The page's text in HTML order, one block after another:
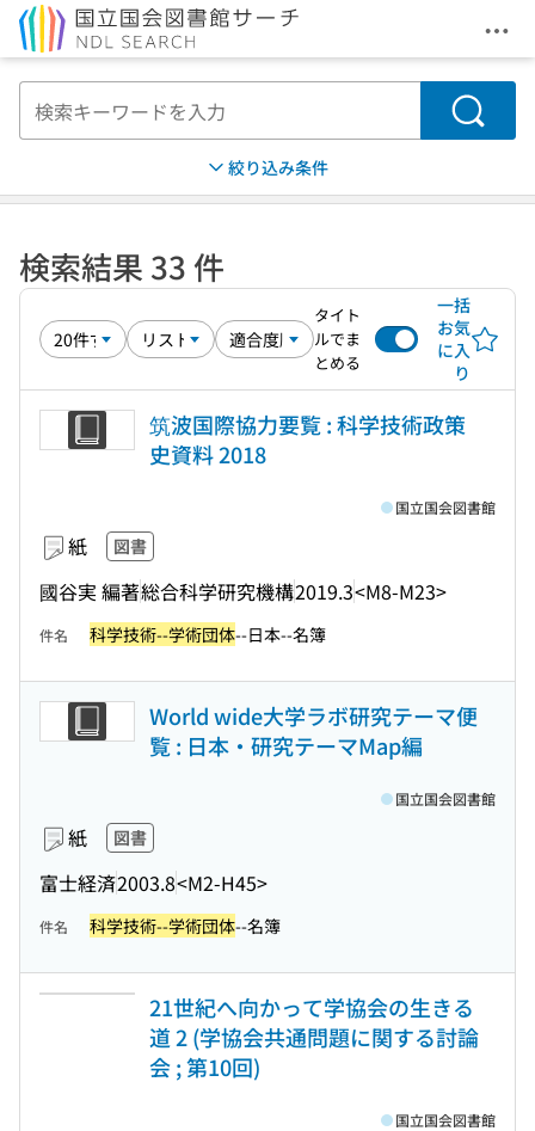
メ
検索
絞り込み条件
検索結果 33 件
タイト
ルでま
とめる
一括
お気
に入
り
筑波国際協力要覧 : 科学技術政策
史資料 2018
紙 図書
國谷実 編著総合科学研究機構2019.3<M8-M23>
国立国会図書館
件名 科学技術--学術団体--日本--名簿
World wide大学ラボ研究テーマ便
覧 : 日本・研究テーマMap編
紙 図書
富士経済2003.8<M2-H45>
国立国会図書館
件名 科学技術--学術団体--名簿
21世紀へ向かって学協会の生きる
道 2 (学協会共通問題に関する討論
会 ; 第10回)
国立国会図書館